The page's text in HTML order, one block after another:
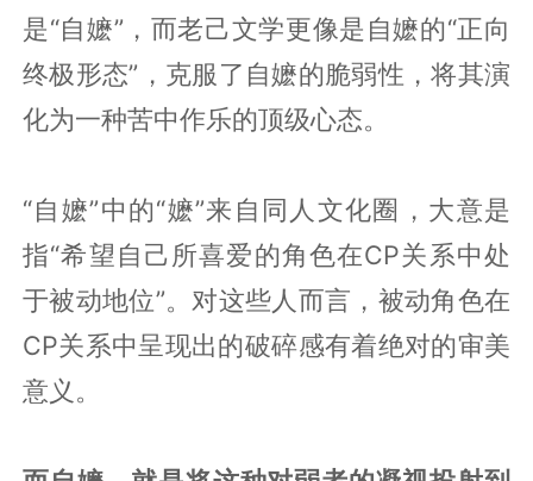
是“自嬷”，而老己文学更像是自嬷的“正向
终极形态”，克服了自嬷的脆弱性，将其演
化为一种苦中作乐的顶级心态。
“自嬷”中的“嬷”来自同人文化圈，大意是
指“希望自己所喜爱的角色在CP关系中处
于被动地位”。对这些人而言，被动角色在
CP关系中呈现出的破碎感有着绝对的审美
意义。